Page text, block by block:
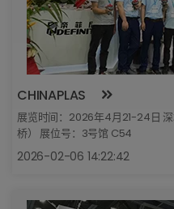
CHINAPLAS
展览时间：2026年4月21-24日
桥） 展位号：3号馆 C54
2026-02-06 14:22:42